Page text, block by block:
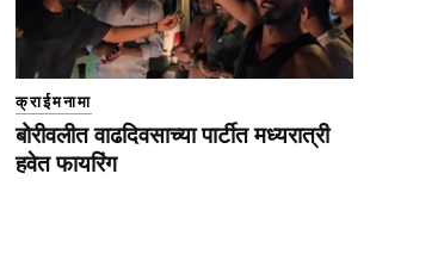
क्राईमनामा
बोरीवलीत वाढदिवसाच्या पार्टीत मध्यरात्री
हवेत फायरिंग